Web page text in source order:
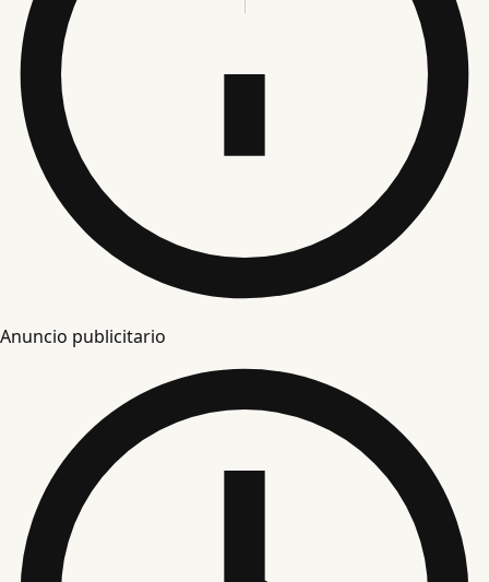
Anuncio publicitario